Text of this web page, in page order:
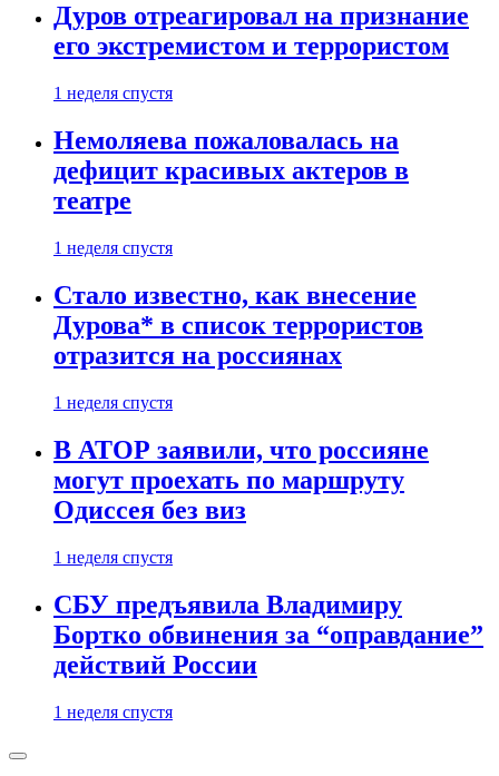
Дуров отреагировал на признание
его экстремистом и террористом
1 неделя спустя
Немоляева пожаловалась на
дефицит красивых актеров в
театре
1 неделя спустя
Стало известно, как внесение
Дурова* в список террористов
отразится на россиянах
1 неделя спустя
В АТОР заявили, что россияне
могут проехать по маршруту
Одиссея без виз
1 неделя спустя
СБУ предъявила Владимиру
Бортко обвинения за “оправдание”
действий России
1 неделя спустя